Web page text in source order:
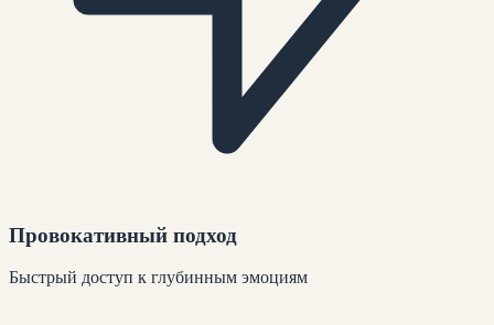
Провокативный подход
Быстрый доступ к глубинным эмоциям